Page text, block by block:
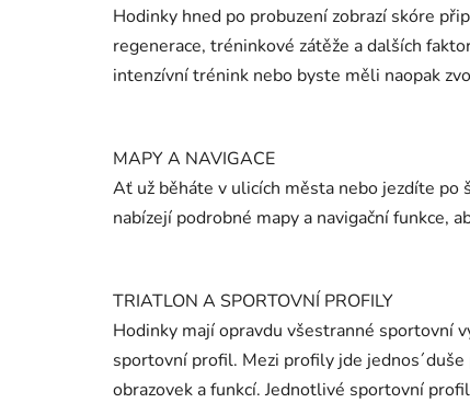
Hodinky hned po probuzení zobrazí skóre
regenerace, tréninkové zátěže a dalších
intenzívní trénink nebo byste měli naopak
MAPY A NAVIGACE
Ať už běháte v ulicích města nebo jezdíte
nabízejí podrobné mapy a navigační funkce,
TRIATLON A SPORTOVNÍ PROFILY
Hodinky mají opravdu všestranné sportovní
sportovní profil. Mezi profily jde
obrazovek a funkcí. Jednotlivé sportovní